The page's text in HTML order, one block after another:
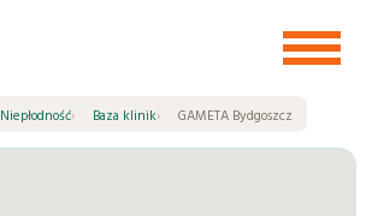
Niepłodność Baza klinik GAMETA Bydgoszcz